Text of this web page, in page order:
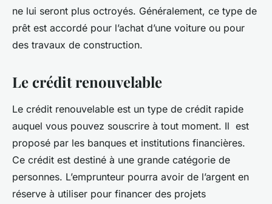
ne lui seront plus octroyés. Généralement, ce type de
prêt est accordé pour l’achat d’une voiture ou pour
des travaux de construction.
Le crédit renouvelable
Le crédit renouvelable est un type de crédit rapide
auquel vous pouvez souscrire à tout moment. Il est
proposé par les banques et institutions financières.
Ce crédit est destiné à une grande catégorie de
personnes. L’emprunteur pourra avoir de l’argent en
réserve à utiliser pour financer des projets